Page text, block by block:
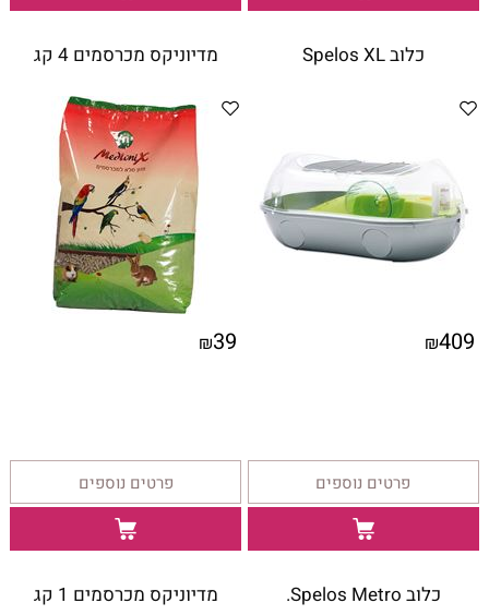
כלוב Spelos XL
₪409
פרטים נוספים
מדיוניקס מכרסמים 4 קג
₪39
פרטים נוספים
כלוב Spelos Metro. מדיוניקס מכרסמים 1 קג